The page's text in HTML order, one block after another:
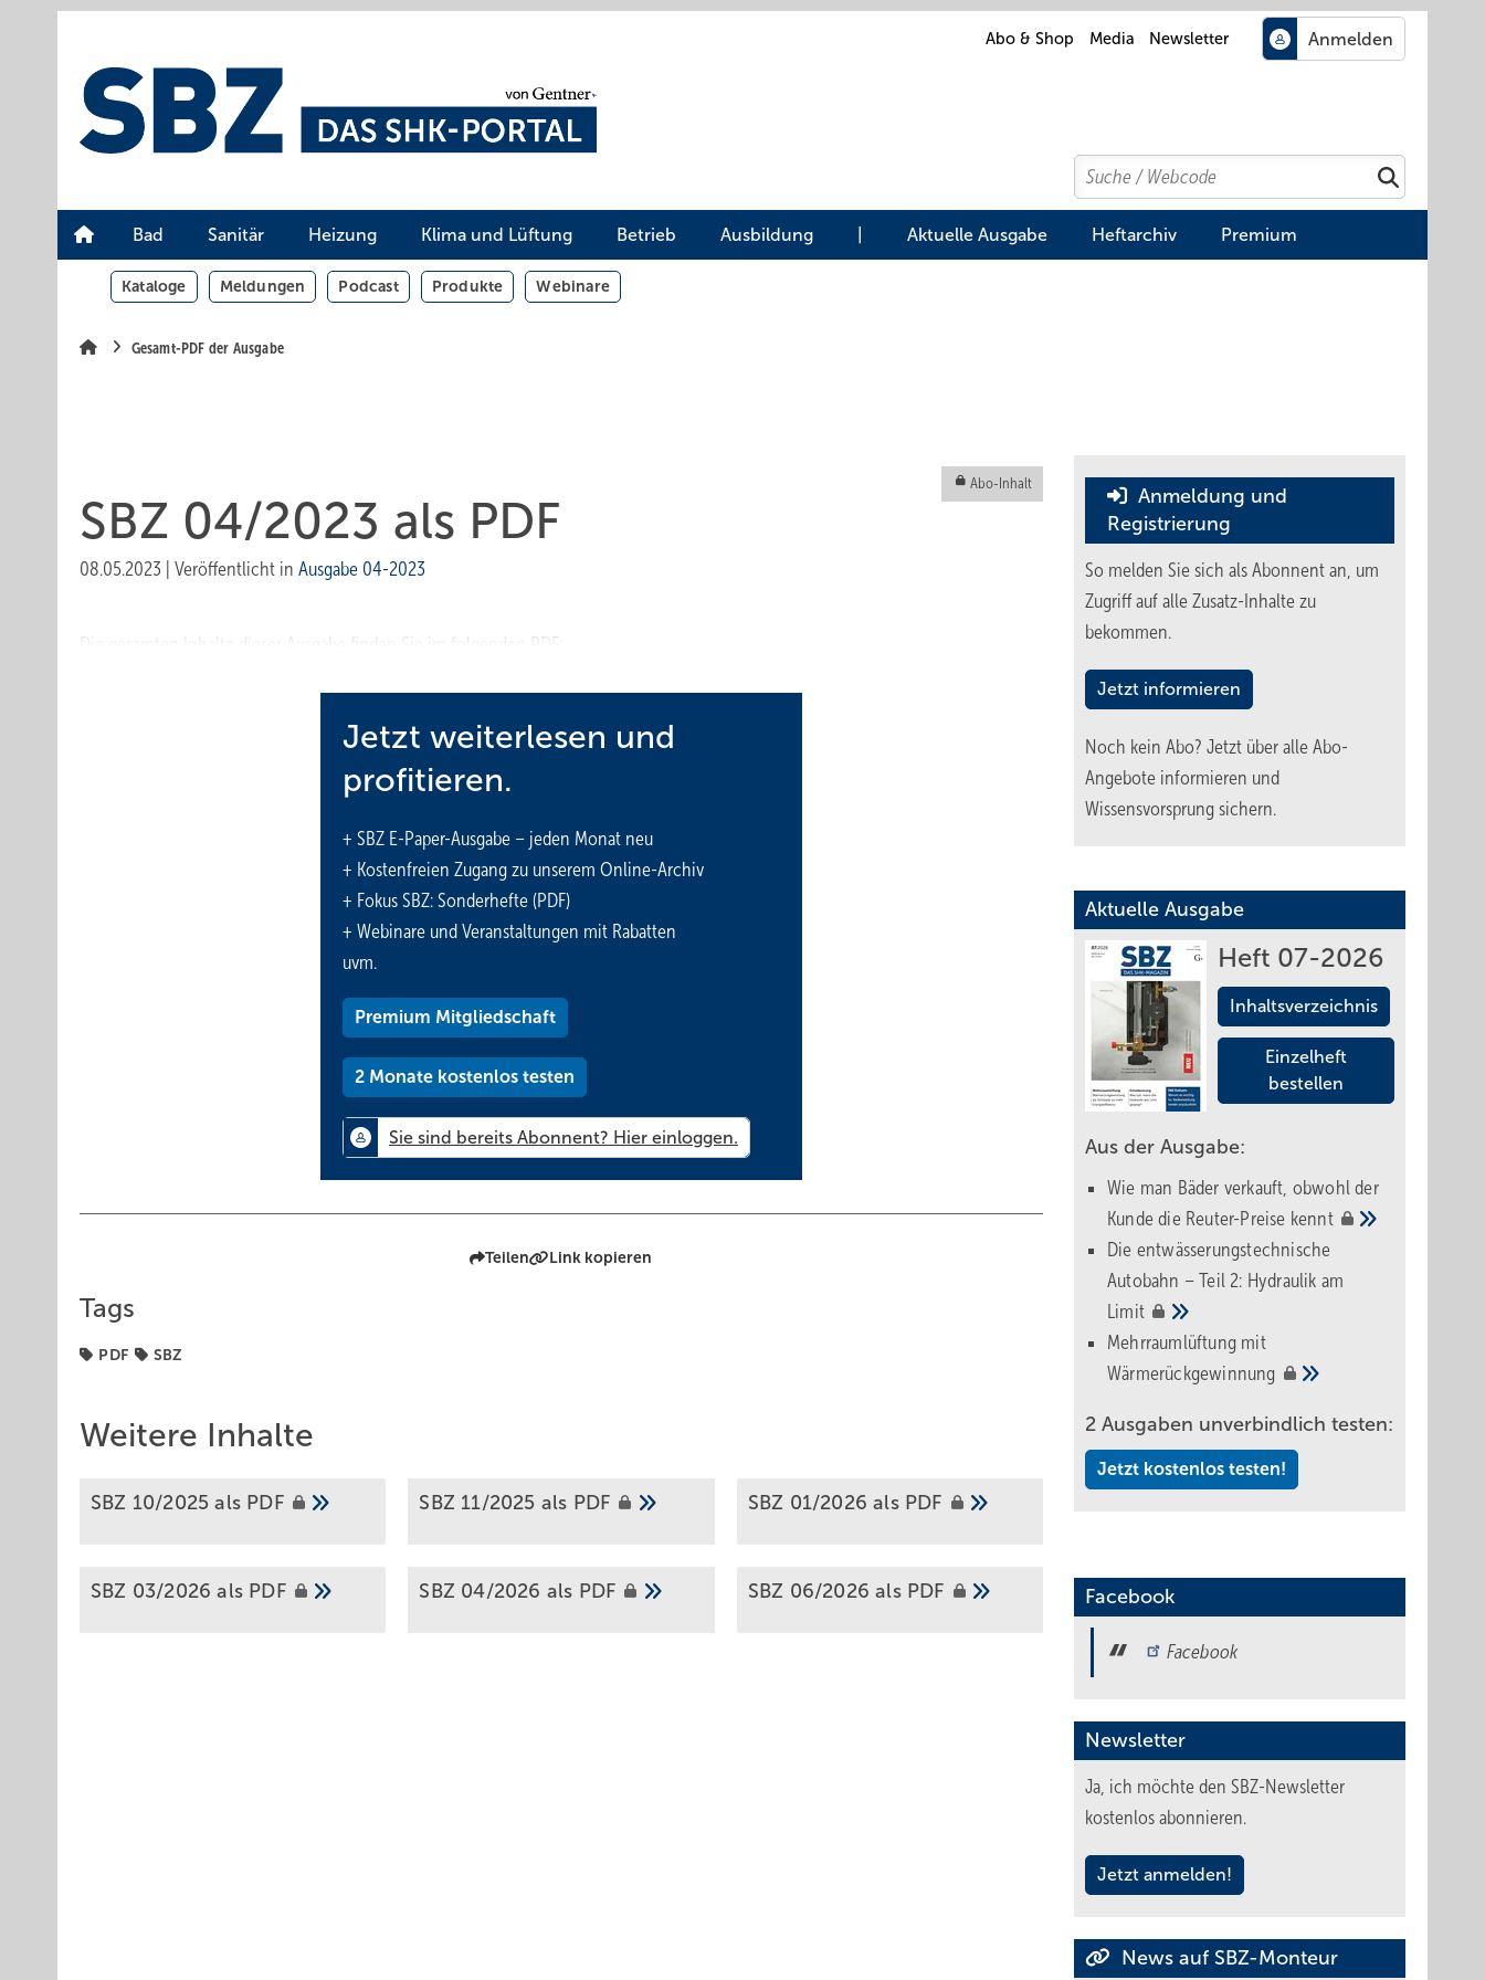
Abo & Shop Media Newsletter
Search
Suchen
Bad Sanitär Heizung Klima und Lüftung Betrieb Ausbildung Aktuelle Ausgabe Heftarchiv Premium
Kataloge Meldungen Podcast Produkte Webinare
Gesamt-PDF der Ausgabe
Abo-Inhalt
SBZ 04/2023 als PDF
08.05.2023 Veröffentlicht in Ausgabe 04-2023
Die gesamten Inhalte dieser Ausgabe finden Sie im folgenden PDF:
Jetzt weiterlesen und
profitieren.
+ SBZ E-Paper-Ausgabe – jeden Monat neu
+ Kostenfreien Zugang zu unserem Online-Archiv
+ Fokus SBZ: Sonderhefte (PDF)
+ Webinare und Veranstaltungen mit Rabatten
uvm.
Premium Mitgliedschaft
2 Monate kostenlos testen
Teilen Link kopieren
Tags
PDF SBZ
Weitere Inhalte
SBZ 10/2025 als PDF SBZ 11/2025 als PDF SBZ 01/2026 als PDF
SBZ 03/2026 als PDF SBZ 04/2026 als PDF SBZ 06/2026 als PDF
Anmeldung und
Registrierung
So melden Sie sich als Abonnent an, um
Zugriff auf alle Zusatz-Inhalte zu
bekommen.
Jetzt informieren
Noch kein Abo? Jetzt über alle Abo-
Angebote informieren und
Wissensvorsprung sichern.
Aktuelle Ausgabe
Heft 07-2026
Inhaltsverzeichnis
Einzelheft
bestellen
Aus der Ausgabe:
Wie man Bäder verkauft, obwohl der
Kunde die Reuter-Preise kennt
Die entwässerungstechnische
Autobahn – Teil 2: Hydraulik am
Limit
Mehrraumlüftung mit
Wärmerückgewinnung
2 Ausgaben unverbindlich testen:
Jetzt kostenlos testen!
Facebook
Facebook
Newsletter
Ja, ich möchte den SBZ-Newsletter
kostenlos abonnieren.
Jetzt anmelden!
News auf SBZ-Monteur